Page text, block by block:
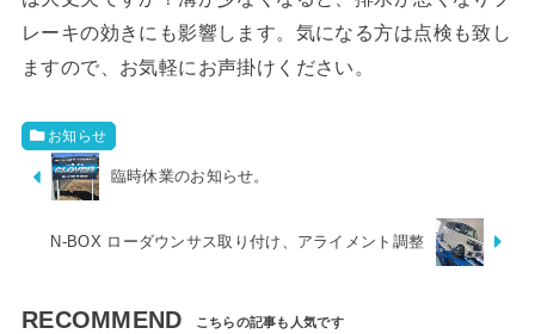
レーキの効きにも影響します。気になる方は点検も致し
ますので、お気軽にお声掛けください。
お知らせ
臨時休業のお知らせ。
N-BOX ローダウンサス取り付け、アライメント調整
RECOMMEND